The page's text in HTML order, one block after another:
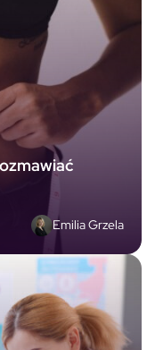
Emilia Grzela